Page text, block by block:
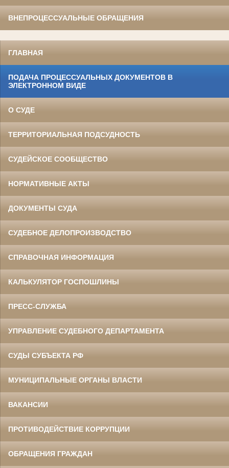
ВНЕПРОЦЕССУАЛЬНЫЕ ОБРАЩЕНИЯ
ГЛАВНАЯ
ПОДАЧА ПРОЦЕССУАЛЬНЫХ ДОКУМЕНТОВ В
ЭЛЕКТРОННОМ ВИДЕ
О СУДЕ
ТЕРРИТОРИАЛЬНАЯ ПОДСУДНОСТЬ
СУДЕЙСКОЕ СООБЩЕСТВО
НОРМАТИВНЫЕ АКТЫ
ДОКУМЕНТЫ СУДА
СУДЕБНОЕ ДЕЛОПРОИЗВОДСТВО
СПРАВОЧНАЯ ИНФОРМАЦИЯ
КАЛЬКУЛЯТОР ГОСПОШЛИНЫ
ПРЕСС-СЛУЖБА
УПРАВЛЕНИЕ СУДЕБНОГО ДЕПАРТАМЕНТА
СУДЫ СУБЪЕКТА РФ
МУНИЦИПАЛЬНЫЕ ОРГАНЫ ВЛАСТИ
ВАКАНСИИ
ПРОТИВОДЕЙСТВИЕ КОРРУПЦИИ
ОБРАЩЕНИЯ ГРАЖДАН